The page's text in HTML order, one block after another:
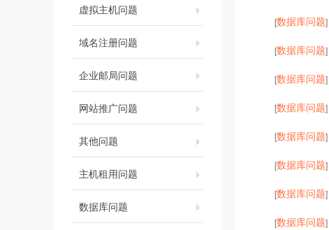
虚拟主机问题
域名注册问题
企业邮局问题
网站推广问题
其他问题
主机租用问题
数据库问题
[数据库问题]
[数据库问题]
[数据库问题]
[数据库问题]
[数据库问题]
[数据库问题]
[数据库问题]
[数据库问题]